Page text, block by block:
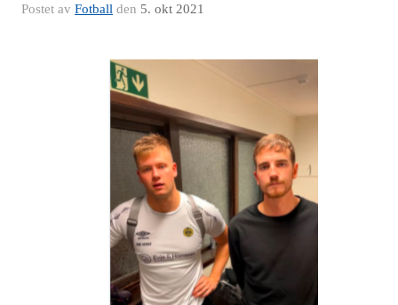
Postet av Fotball den 5. okt 2021